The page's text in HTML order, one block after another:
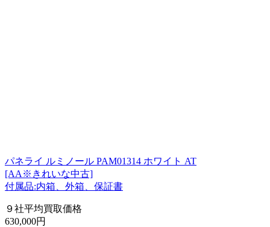
パネライ ルミノール PAM01314 ホワイト AT
[AA※きれいな中古]
付属品:内箱、外箱、保証書
９社平均買取価格
630,000円